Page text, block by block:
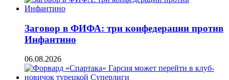
Заговор в ФИФА: три конфедерации против
Инфантино
06.08.2026